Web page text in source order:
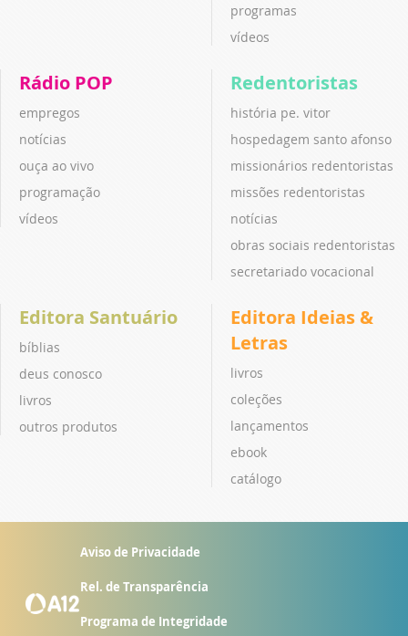
programas
vídeos
Rádio POP
empregos
notícias
ouça ao vivo
programação
vídeos
Redentoristas
história pe. vitor
hospedagem santo afonso
missionários redentoristas
missões redentoristas
notícias
obras sociais redentoristas
secretariado vocacional
Editora Santuário
bíblias
deus conosco
livros
outros produtos
Editora Ideias &
Letras
livros
coleções
lançamentos
ebook
catálogo
Aviso de Privacidade
Rel. de Transparência
Programa de Integridade